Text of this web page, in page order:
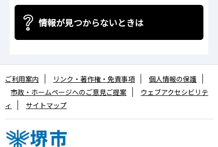
情報が見つからないときは
ご利用案内 リンク・著作権・免責事項
個人情報の保護
市政・ホームページへのご意見ご提案
ウェブアクセシビリテ
ィ
サイトマップ